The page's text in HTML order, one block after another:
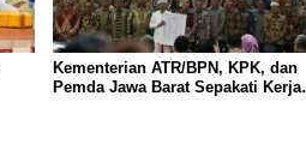
Kementerian ATR/BPN, KPK, dan
Pemda Jawa Barat Sepakati Kerja